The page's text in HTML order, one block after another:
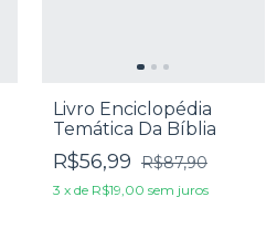
Livro Enciclopédia
Temática Da Bíblia
R$56,99 R$87,90
3 x de R$19,00 sem juros